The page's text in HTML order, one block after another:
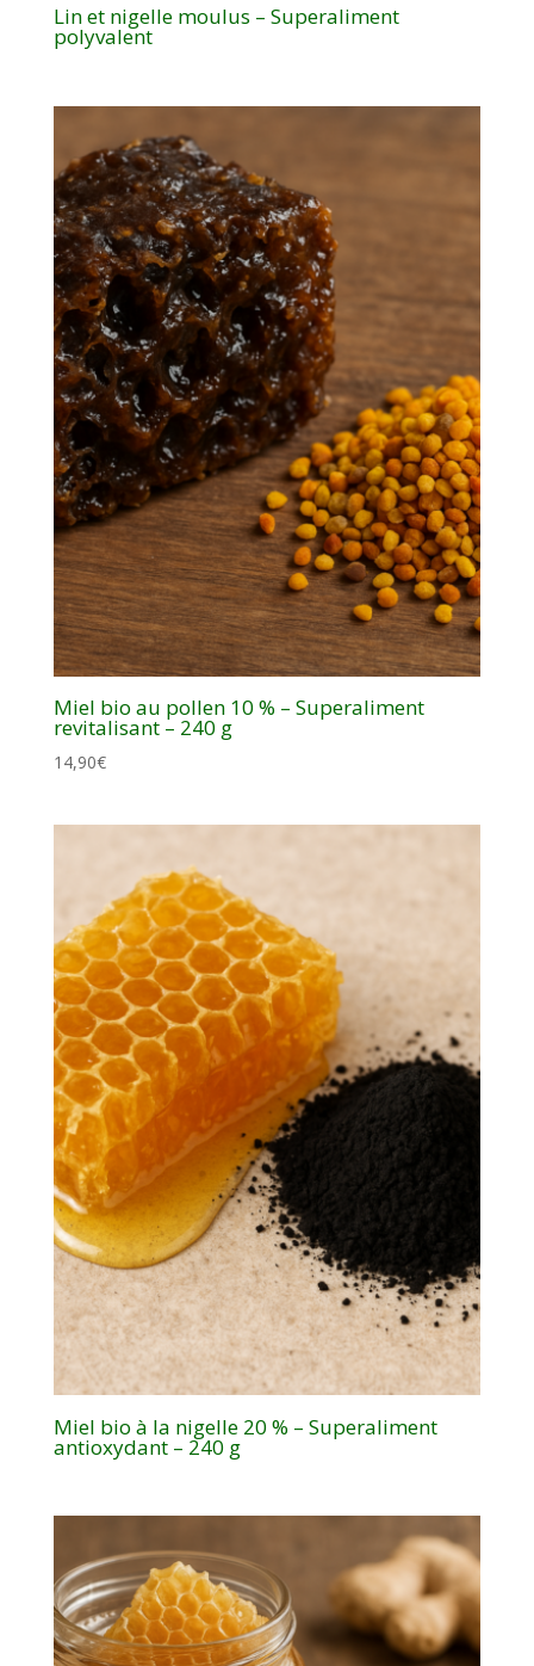
Lin et nigelle moulus – Superaliment
polyvalent
Miel bio au pollen 10 % – Superaliment
revitalisant – 240 g
14,90€
Miel bio à la nigelle 20 % – Superaliment
antioxydant – 240 g